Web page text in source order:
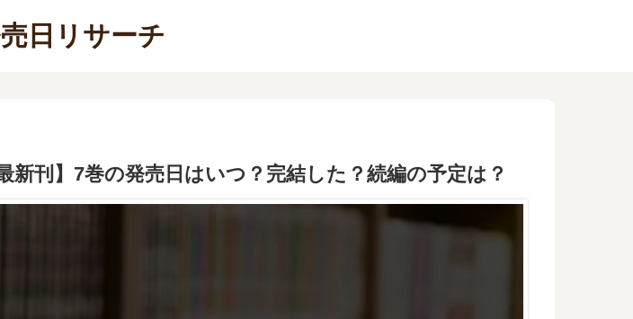
日リサーチ
刊】7巻の発売日はいつ？完結した？続編の予定は？